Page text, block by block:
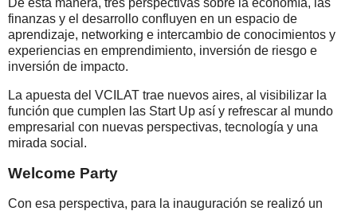
De esta manera, tres perspectivas sobre la economía, las
finanzas y el desarrollo confluyen en un espacio de
aprendizaje, networking e intercambio de conocimientos y
experiencias en emprendimiento, inversión de riesgo e
inversión de impacto.
La apuesta del VCILAT trae nuevos aires, al visibilizar la
función que cumplen las Start Up así y refrescar al mundo
empresarial con nuevas perspectivas, tecnología y una
mirada social.
Welcome Party
Con esa perspectiva, para la inauguración se realizó un